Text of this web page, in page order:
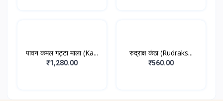
पावन कमल गट्टा माला (Ka...
₹1,280.00
रुद्राक्ष कंठा (Rudraks...
₹560.00